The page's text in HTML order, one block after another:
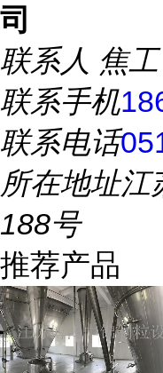
司
联系人 焦工
联系手机
联系电话
所在地址江
188号
推荐产品